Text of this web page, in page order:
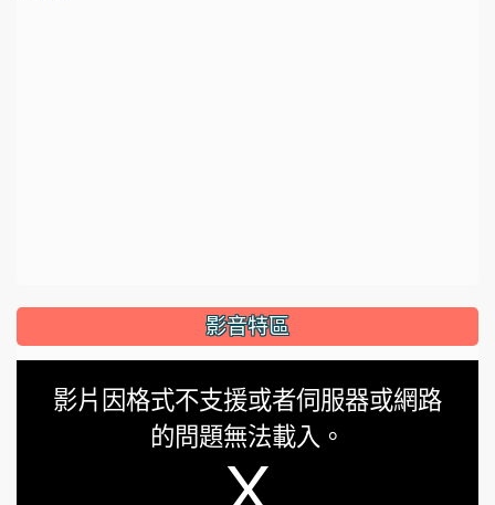
影音特區
影片因格式不支援或者伺服器或網路
的問題無法載入。